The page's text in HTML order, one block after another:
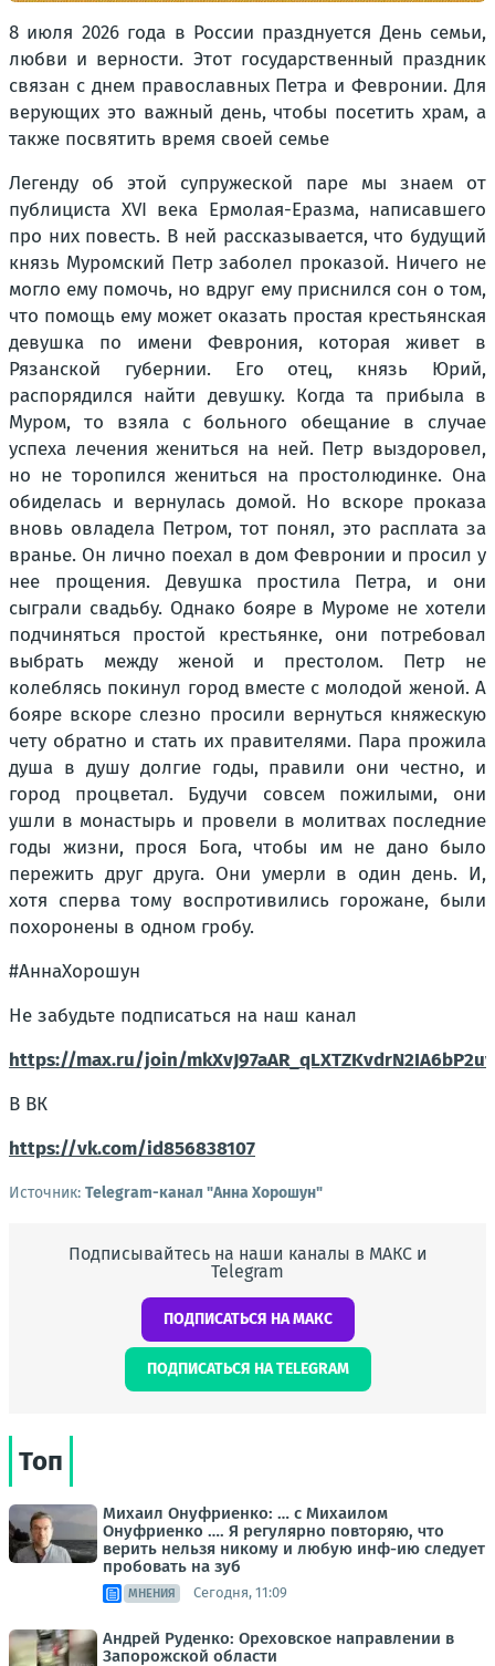
8 июля 2026 года в России празднуется День семьи,
любви и верности. Этот государственный праздник
связан с днем православных Петра и Февронии. Для
верующих это важный день, чтобы посетить храм, а
также посвятить время своей семье
Легенду об этой супружеской паре мы знаем от
публициста XVI века Ермолая-Еразма, написавшего
про них повесть. В ней рассказывается, что будущий
князь Муромский Петр заболел проказой. Ничего не
могло ему помочь, но вдруг ему приснился сон о том,
что помощь ему может оказать простая крестьянская
девушка по имени Феврония, которая живет в
Рязанской губернии. Его отец, князь Юрий,
распорядился найти девушку. Когда та прибыла в
Муром, то взяла с больного обещание в случае
успеха лечения жениться на ней. Петр выздоровел,
но не торопился жениться на простолюдинке. Она
обиделась и вернулась домой. Но вскоре проказа
вновь овладела Петром, тот понял, это расплата за
вранье. Он лично поехал в дом Февронии и просил у
нее прощения. Девушка простила Петра, и они
сыграли свадьбу. Однако бояре в Муроме не хотели
подчиняться простой крестьянке, они потребовал
выбрать между женой и престолом. Петр не
колеблясь покинул город вместе с молодой женой. А
бояре вскоре слезно просили вернуться княжескую
чету обратно и стать их правителями. Пара прожила
душа в душу долгие годы, правили они честно, и
город процветал. Будучи совсем пожилыми, они
ушли в монастырь и провели в молитвах последние
годы жизни, прося Бога, чтобы им не дано было
пережить друг друга. Они умерли в один день. И,
хотя сперва тому воспротивились горожане, были
похоронены в одном гробу.
#АннаХорошун
Не забудьте подписаться на наш канал
https://max.ru/join/
В ВК
https://vk.com/id856838107
Источник: Telegram-канал "Анна Хорошун"
Подписывайтесь на наши каналы в МАКС и
Telegram
ПОДПИСАТЬСЯ НА МАКС
ПОДПИСАТЬСЯ НА TELEGRAM
Топ
Михаил Онуфриенко: … с Михаилом
Онуфриенко …. Я регулярно повторяю, что
верить нельзя никому и любую инф-ию следует
пробовать на зуб
МНЕНИЯ Сегодня, 11:09
Андрей Руденко: Ореховское направлении в
Запорожской области